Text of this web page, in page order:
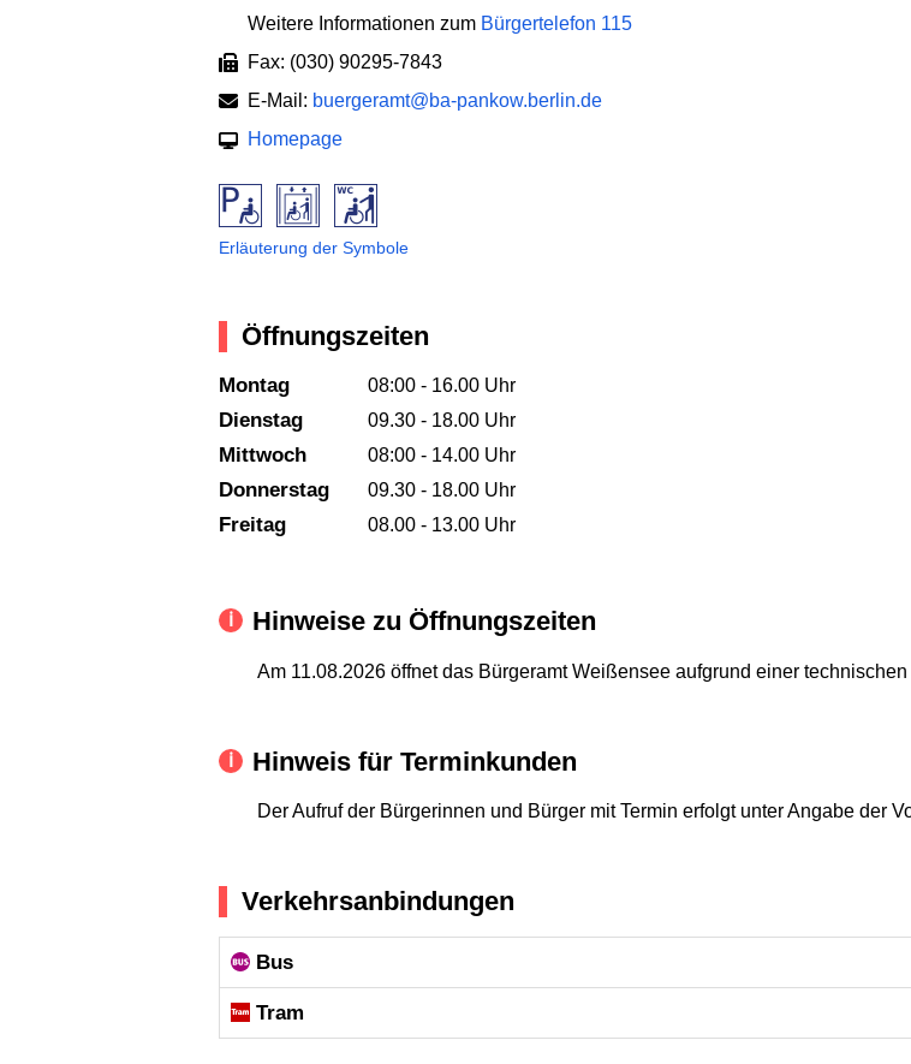
Weitere Informationen zum Bürgertelefon 115
Fax: (030) 90295-7843
E-Mail: buergeramt@ba-pankow.berlin.de
Homepage
Erläuterung der Symbole
Öffnungszeiten
Montag 08:00 - 16.00 Uhr
Dienstag 09.30 - 18.00 Uhr
Mittwoch 08:00 - 14.00 Uhr
Donnerstag 09.30 - 18.00 Uhr
Freitag 08.00 - 13.00 Uhr
Hinweise zu Öffnungszeiten
Am 11.08.2026 öffnet das Bürgeramt Weißensee aufgrund einer technischen
Hinweis für Terminkunden
Der Aufruf der Bürgerinnen und Bürger mit Termin erfolgt unter Angabe der
Verkehrsanbindungen
Bus
Tram